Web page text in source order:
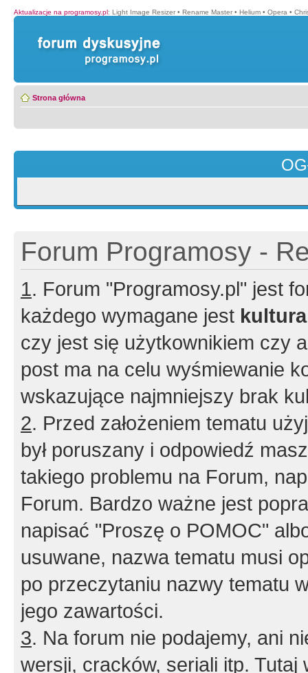
Aktualizacje na programosy.pl: Light Image Resizer • Rename Master • Helium • Opera •
Strona główna
Forum Programosy -
1. Forum "Programosy.pl" jest
każdego wymagane jest
czy jest się użytkownikiem czy
post ma na celu wyśmiewanie
wskazujące najmniejszy brak
2. Przed założeniem tematu
był poruszany i odpowiedź
takiego problemu na Forum,
Forum. Bardzo ważne jest
napisać "Proszę o POMOC"
usuwane, nazwa tematu musi
po przeczytaniu nazwy tematu
jego zawartości.
3. Na forum nie podajemy, ani
wersji, cracków, seriali itp. Tutaj